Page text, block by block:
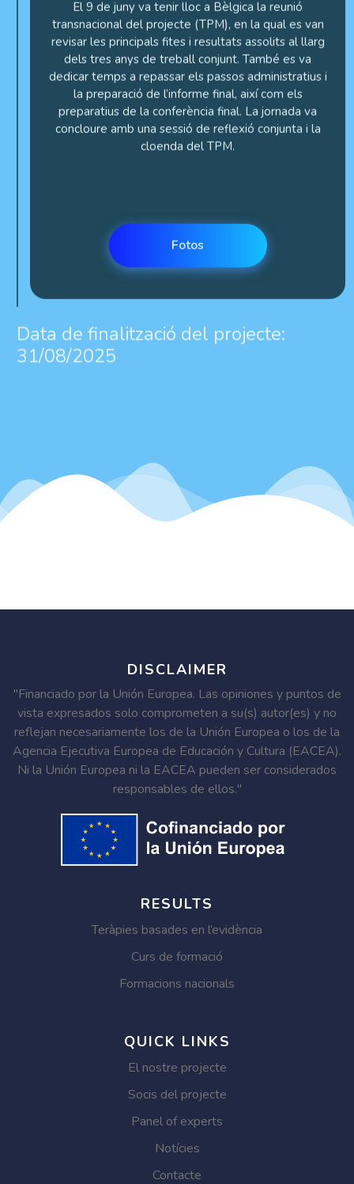
revisar les principals fites i resultats assolits al llarg
dels tres anys de treball conjunt. També es va
dedicar temps a repassar els passos administratius i
la preparació de l’informe final, així com els
preparatius de la conferència final. La jornada va
concloure amb una sessió de reflexió conjunta i la
cloenda del TPM.
Data de finalització del projecte:
31/08/2025
DISCLAIMER
"Financiado por la Unión Europea. Las opiniones y puntos de
vista expresados solo comprometen a su(s) autor(es) y no
reflejan necesariamente los de la Unión Europea o los de la
Agencia Ejecutiva Europea de Educación y Cultura (EACEA).
Ni la Unión Europea ni la EACEA pueden ser considerados
responsables de ellos."
RESULTS
Teràpies basades en l’evidència
Curs de formació
Formacions nacionals
QUICK LINKS
El nostre projecte
Socis del projecte
Panel of experts
Notícies
Contacte